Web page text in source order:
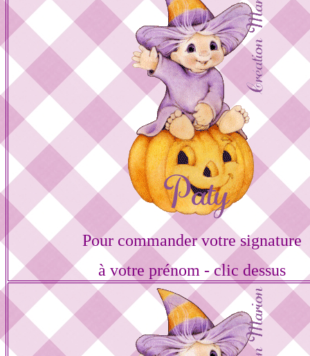
Pour commander votre signature
à votre prénom - clic dessus